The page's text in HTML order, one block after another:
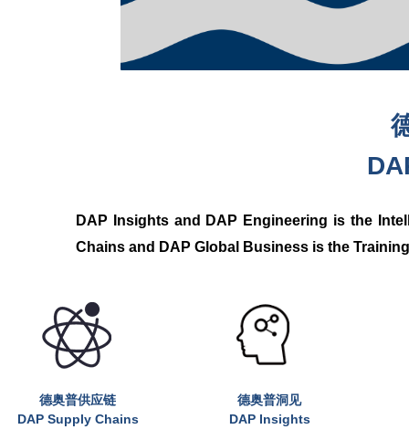
DAP Insights and DAP Engineering is the
Chains and DAP Global Business is the
德奥普供应链
DAP Supply Chains
德奥普洞见
DAP Insights